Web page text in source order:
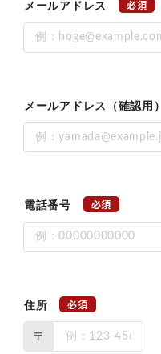
メールアドレス 必須
メールアドレス（確認用）
電話番号 必須
住所 必須
〒